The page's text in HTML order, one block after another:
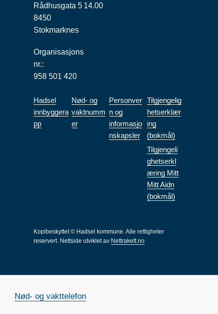
Rådhusgata 5
8450
Stokmarknes
Organisasjons
nr.:
958 501 420
14.00
Hadsel
innbyggera
pp
Nød- og
vaktnumm
er
Personver
n og
informasjo
nskapsler
Tilgjengelig
hetserklær
ing
(bokmål)
Tilgjengeli
ghetserkl
æring Mitt
Mitt Aidn
(bokmål)
Kopibeskyttet © Hadsel kommune. Alle rettigheter
reservert. Nettside utviklet av Nettrakett.no
Nød- og vakttelefon